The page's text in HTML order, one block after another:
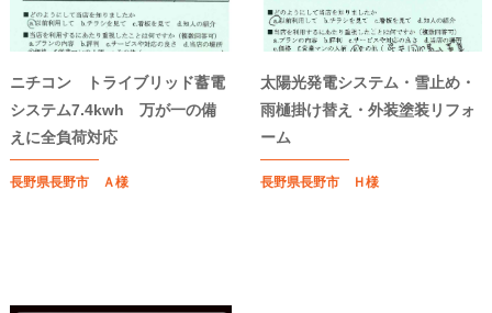
ニチコン トライブリッド蓄電
システム7.4kwh 万が一の備
えに全負荷対応
長野県長野市 Ａ様
太陽光発電システム・雪止め・
雨樋掛け替え・外装塗装リフォ
ーム
長野県長野市 Ｈ様